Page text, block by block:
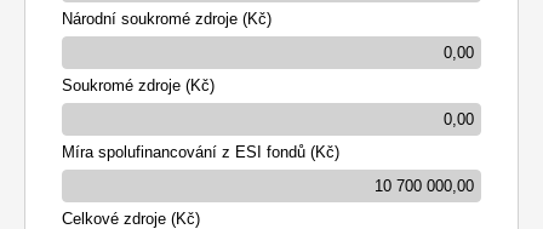
Národní soukromé zdroje (Kč)
Soukromé zdroje (Kč)
Míra spolufinancování z ESI fondů (Kč)
Celkové zdroje (Kč)